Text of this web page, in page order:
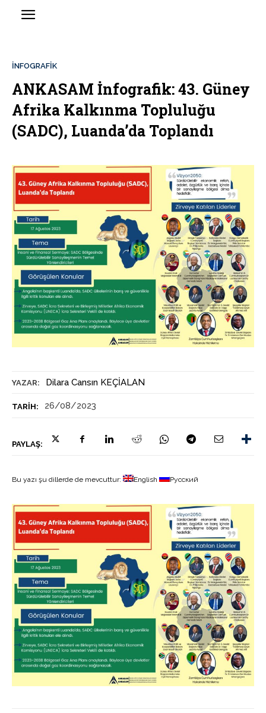
YAZAR: Dilara Cansın KEÇİALAN
TARIH: 26/08/2023
PAYLAŞ:
İNFOGRAFIK
ANKASAM İnfografik: 43. Güney
Afrika Kalkınma Topluluğu
(SADC), Luanda’da Toplandı
Bu yazı şu dillerde de mevcuttur: English Русский